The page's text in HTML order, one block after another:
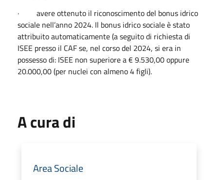
· avere ottenuto il riconoscimento del bonus idrico
sociale nell’anno 2024. Il bonus idrico sociale è stato
attribuito automaticamente (a seguito di richiesta di
ISEE presso il CAF se, nel corso del 2024, si era in
possesso di: ISEE non superiore a € 9.530,00 oppure
20.000,00 (per nuclei con almeno 4 figli).
A cura di
Area Sociale